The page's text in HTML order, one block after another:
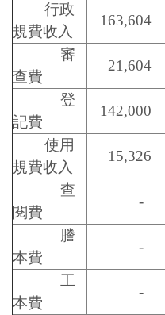
行政
規費收入
163,604
審
查費
21,604
登
記費
142,000
使用
規費收入
15,326
查
閱費
-
謄
本費
-
工
本費
-